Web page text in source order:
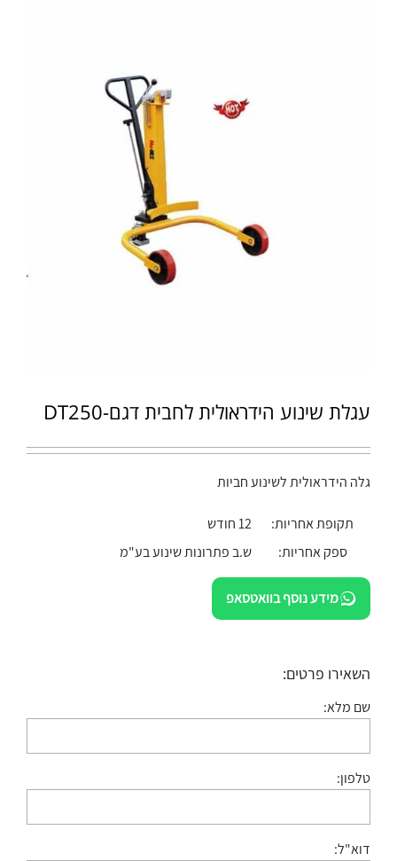
עגלת שינוע הידראולית לחבית דגם-DT250
גלה הידראולית לשינוע חביות
תקופת אחריות:
12 חודש
ספק אחריות:
ש.ב פתרונות שינוע בע"מ
מידע נוסף בוואטסאפ
השאירו פרטים:
שם מלא:
טלפון:
דוא"ל: